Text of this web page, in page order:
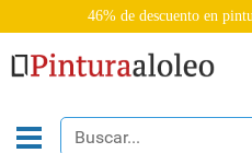
46% de descuento en